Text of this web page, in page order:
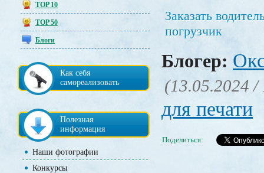
TOP 10
TOP 50
Блоги
Как себя
самореализовать
Полезная
информация
Наши фотографии
Конкурсы
Заказать
погрузчик
Блогер:
(13.05.2024 /
для печати
Поделиться: